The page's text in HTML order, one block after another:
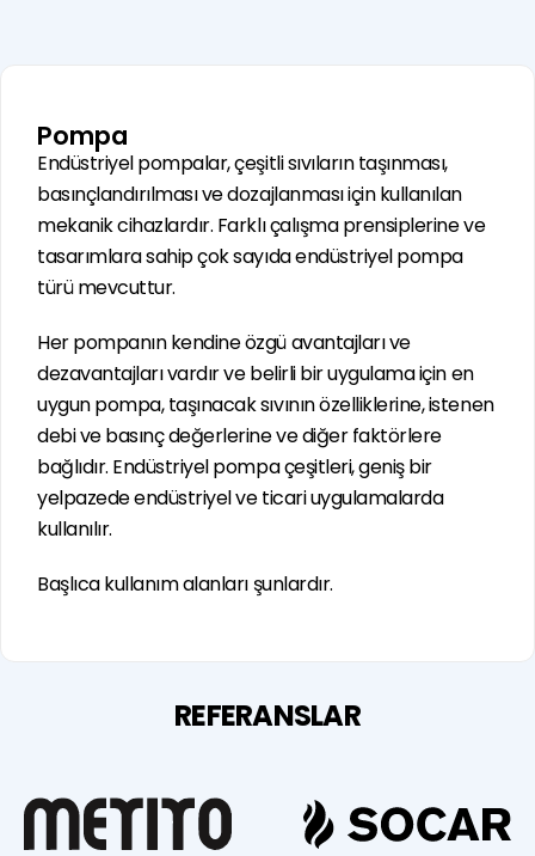
Pompa
Endüstriyel pompalar, çeşitli sıvıların taşınması,
basınçlandırılması ve dozajlanması için kullanılan
mekanik cihazlardır. Farklı çalışma prensiplerine ve
tasarımlara sahip çok sayıda endüstriyel pompa
türü mevcuttur.
Her pompanın kendine özgü avantajları ve
dezavantajları vardır ve belirli bir uygulama için en
uygun pompa, taşınacak sıvının özelliklerine, istenen
debi ve basınç değerlerine ve diğer faktörlere
bağlıdır. Endüstriyel pompa çeşitleri, geniş bir
yelpazede endüstriyel ve ticari uygulamalarda
kullanılır.
Başlıca kullanım alanları şunlardır.
İlaç endüstrisi
REFERANSLAR